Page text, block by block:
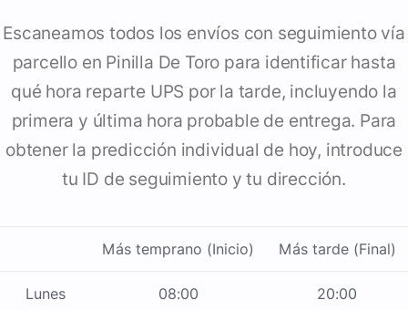
Escaneamos todos los envíos con seguimiento vía
parcello en Pinilla De Toro para identificar hasta
qué hora reparte UPS por la tarde, incluyendo la
primera y última hora probable de entrega. Para
obtener la predicción individual de hoy, introduce
tu ID de seguimiento y tu dirección.
Más temprano (Inicio) Más tarde (Final)
Lunes 08:00 20:00